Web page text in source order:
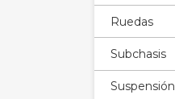
Ruedas
Subchasis
Suspensión